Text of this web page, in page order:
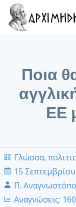
Ποια
ΕΕ
Γλώσσα,
15
Π.
Αναγνώσεις: 160